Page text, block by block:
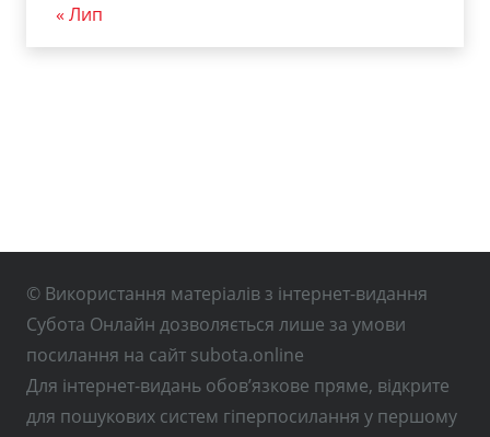
« Лип
© Використання матеріалів з інтернет-видання
Субота Онлайн дозволяється лише за умови
посилання на сайт subota.online
Для інтернет-видань обов’язкове пряме, відкрите
для пошукових систем гіперпосилання у першому